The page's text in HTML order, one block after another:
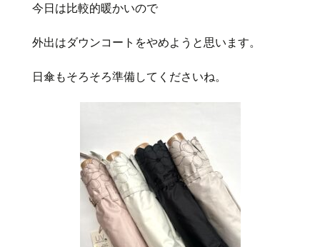
今日は比較的暖かいので
外出はダウンコートをやめようと思います。
日傘もそろそろ準備してくださいね。